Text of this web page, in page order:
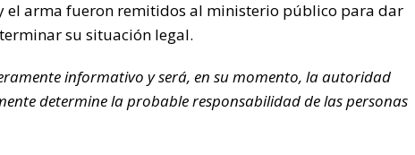
el arma fueron remitidos al ministerio público para dar
su situación legal.
informativo y será, en su momento, la autoridad
determine la probable responsabilidad de las personas